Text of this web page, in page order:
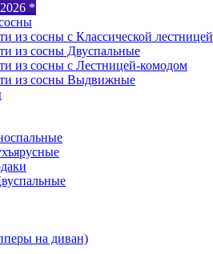
*
из сосны с Классической лестницей
из сосны Двуспальные
из сосны с Лестницей-комодом
из сосны Выдвижные
на диван)